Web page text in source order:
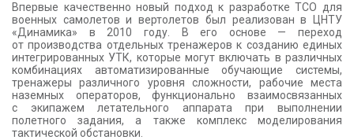
Впервые качественно новый подход к разработке ТСО для
военных самолетов и вертолетов был реализован в ЦНТУ
«Динамика» в 2010 году. В его основе — переход
от производства отдельных тренажеров к созданию единых
интегрированных УТК, которые могут включать в различных
комбинациях автоматизированные обучающие системы,
тренажеры различного уровня сложности, рабочие места
наземных операторов, функционально взаимосвязанных
с экипажем летательного аппарата при выполнении
полетного задания, а также комплекс моделирования
тактической обстановки.